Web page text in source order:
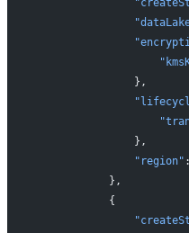
                },
                },
                "region"
            },
            {